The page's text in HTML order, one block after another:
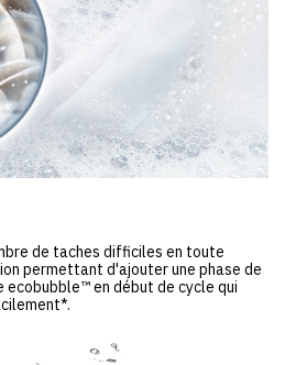
de taches difficiles en toute
permettant d'ajouter une phase de
ecobubble™ en début de cycle qui